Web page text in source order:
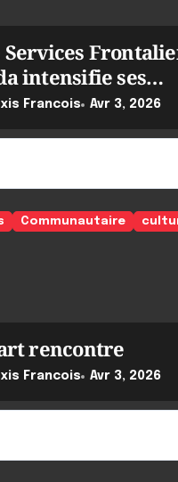
Services
intensifie ses
Francois Avr 3, 2026
Communautaire
rencontre
Francois Avr 3, 2026